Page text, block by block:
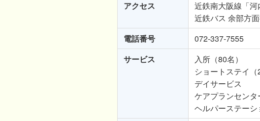
アクセス
近鉄南大阪線「河
近鉄バス 余部方
電話番号
072-337-7555
サービス
入所（80名）
ショートステイ（
デイサービス
ケアプランセンタ
ヘルパーステーシ